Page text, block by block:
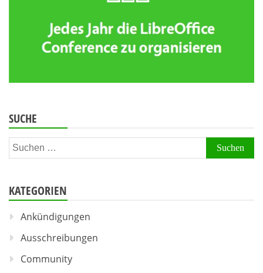
SUCHE
Suchen
nach:
KATEGORIEN
Ankündigungen
Ausschreibungen
Community